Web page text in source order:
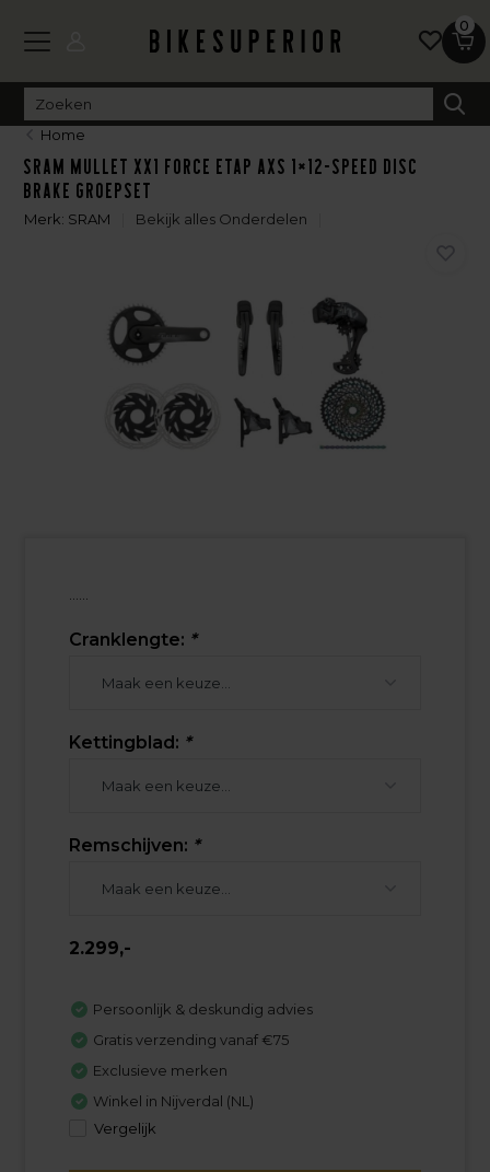
0
Home
SRAM Mullet XX1 Force eTap AXS 1×12-speed Disc
Brake Groepset
Merk: SRAM Bekijk alles Onderdelen
Cranklengte: *
Kettingblad: *
Remschijven: *
2.299,-
Persoonlijk & deskundig advies
Gratis verzending vanaf €75
Exclusieve merken
Winkel in Nijverdal (NL)
Vergelijk